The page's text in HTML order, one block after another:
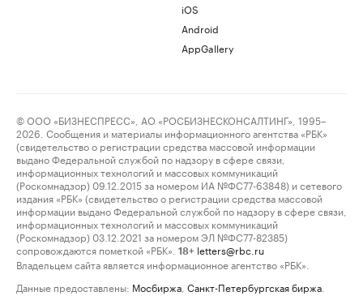
iOS
Android
AppGallery
© ООО «БИЗНЕСПРЕСС», АО «РОСБИЗНЕСКОНСАЛТИНГ», 1995–
2026. Сообщения и материалы информационного агентства «РБК»
(свидетельство о регистрации средства массовой информации
выдано Федеральной службой по надзору в сфере связи,
информационных технологий и массовых коммуникаций
(Роскомнадзор) 09.12.2015 за номером ИА №ФС77-63848) и сетевого
издания «РБК» (свидетельство о регистрации средства массовой
информации выдано Федеральной службой по надзору в сфере связи,
информационных технологий и массовых коммуникаций
(Роскомнадзор) 03.12.2021 за номером ЭЛ №ФС77-82385)
сопровождаются пометкой «РБК».
18+ letters@rbc.ru
Владельцем сайта является информационное агентство «РБК».
Данные предоставлены: Мосбиржа Санкт-Петербургская биржа